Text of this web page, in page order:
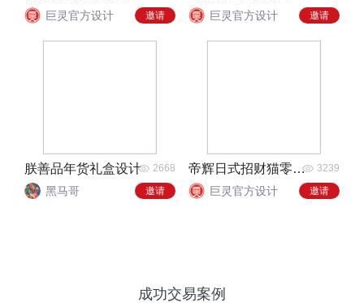
巨灵官方设计 邀请 巨灵官方设计 邀请
朕善品年货礼盒设计 2668
黑马哥 邀请
帝辉日式招财猫零食礼盒 3239
巨灵官方设计 邀请
成功交易案例